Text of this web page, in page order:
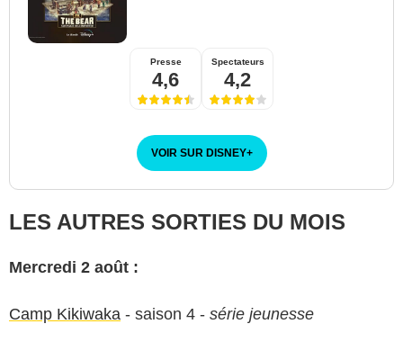
Presse
4,6
Spectateurs
4,2
VOIR SUR DISNEY+
LES AUTRES SORTIES DU MOIS
Mercredi 2 août :
Camp Kikiwaka - saison 4 - série jeunesse